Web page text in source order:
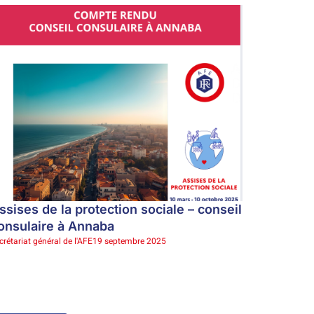
de la protection sociale – conseil
à Annaba
général de l'AFE19 septembre 2025